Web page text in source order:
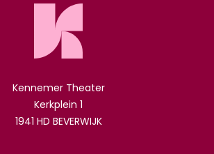
Kennemer Theater
Kerkplein 1
1941 HD BEVERWIJK